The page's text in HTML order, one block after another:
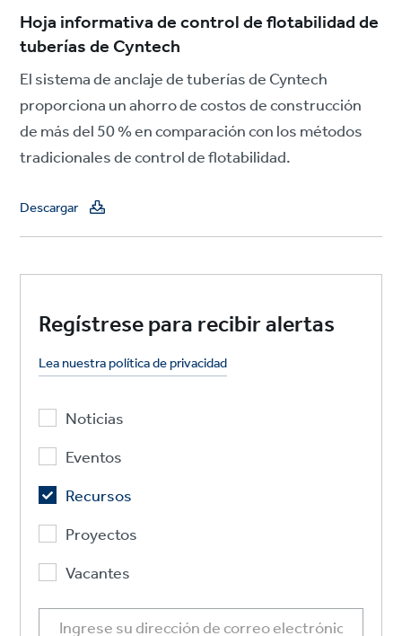
Hoja informativa de control de flotabilidad de
tuberías de Cyntech
El sistema de anclaje de tuberías de Cyntech
proporciona un ahorro de costos de construcción
de más del 50 % en comparación con los métodos
tradicionales de control de flotabilidad.
Descargar
Regístrese para recibir alertas
Lea nuestra política de privacidad
Noticias
Eventos
Recursos
Proyectos
Vacantes